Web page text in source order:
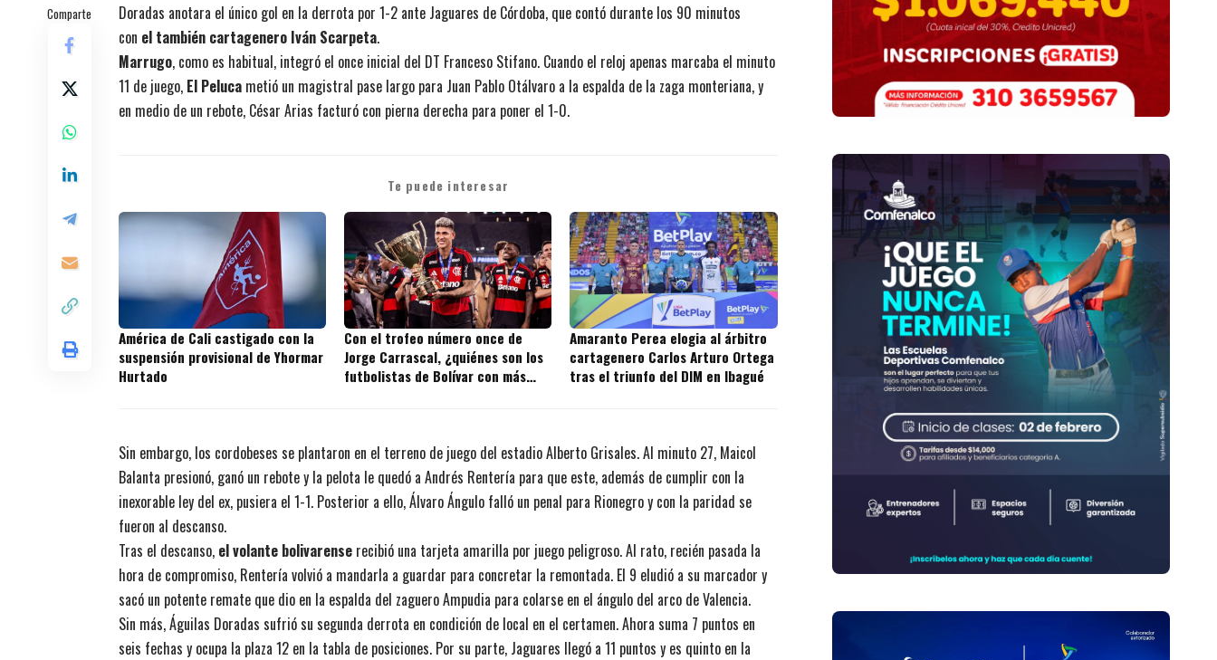
Comparte
Doradas anotara el único gol en la derrota por 1-2 ante Jaguares de Córdoba, que contó durante los 90 minutos
con el también cartagenero Iván Scarpeta.
Marrugo, como es habitual, integró el once inicial del DT Franceso Stifano. Cuando el reloj apenas marcaba el minuto
11 de juego, El Peluca metió un magistral pase largo para Juan Pablo Otálvaro a la espalda de la zaga monteriana, y
en medio de un rebote, César Arias facturó con pierna derecha para poner el 1-0.
Te puede interesar
América de Cali castigado con la
suspensión provisional de Yhormar
Hurtado
Con el trofeo número once de
Jorge Carrascal, ¿quiénes son los
futbolistas de Bolívar con más
Amaranto Perea elogia al árbitro
cartagenero Carlos Arturo Ortega
tras el triunfo del DIM en Ibagué
Sin embargo, los cordobeses se plantaron en el terreno de juego del estadio Alberto Grisales. Al minuto 27, Maicol
Balanta presionó, ganó un rebote y la pelota le quedó a Andrés Rentería para que este, además de cumplir con la
inexorable ley del ex, pusiera el 1-1. Posterior a ello, Álvaro Ángulo falló un penal para Rionegro y con la paridad se
fueron al descanso.
Tras el descanso, el volante bolivarense recibió una tarjeta amarilla por juego peligroso. Al rato, recién pasada la
hora de compromiso, Rentería volvió a mandarla a guardar para concretar la remontada. El 9 eludió a su marcador y
sacó un potente remate que dio en la espalda del zaguero Ampudia para colarse en el ángulo del arco de Valencia.
Sin más, Águilas Doradas sufrió su segunda derrota en condición de local en el certamen. Ahora suma 7 puntos en
seis fechas y ocupa la plaza 12 en la tabla de posiciones. Por su parte, Jaguares llegó a 11 puntos y es quinto en la